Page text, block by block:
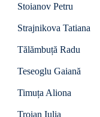
Stoianov Petru
Strajnikova Tatiana
Tălămbuță Radu
Teseoglu Gaiană
Timuța Aliona
Troian Iulia